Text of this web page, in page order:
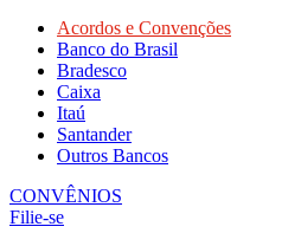
Acordos e Convenções
Banco do Brasil
Bradesco
Caixa
Itaú
Santander
Outros Bancos
CONVÊNIOS
Filie-se